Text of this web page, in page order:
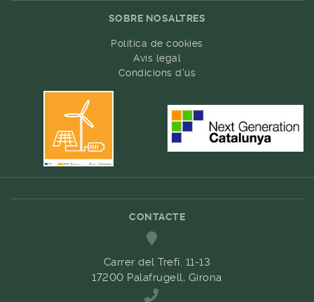
SOBRE NOSALTRES
Política de cookies
Avís legal
Condicions d'ús
CONTACTE
Carrer del Trefí. 11-13
17200 Palafrugell, Girona